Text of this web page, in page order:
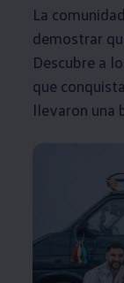
La comunidad
demostrar
Descubre a
que
llevaron una